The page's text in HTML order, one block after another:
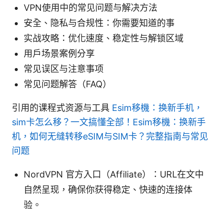
VPN使用中的常见问题与解决方法
安全、隐私与合规性：你需要知道的事
实战攻略：优化速度、稳定性与解锁区域
用户场景案例分享
常见误区与注意事项
常见问题解答（FAQ）
引用的课程式资源与工具 Esim移機：换新手机，
sim卡怎么移？一文搞懂全部！Esim移機：换新手
机，如何无缝转移eSIM与SIM卡？完整指南与常见
问题
NordVPN 官方入口（Affiliate）：URL在文中
自然呈现，确保你获得稳定、快速的连接体
验。